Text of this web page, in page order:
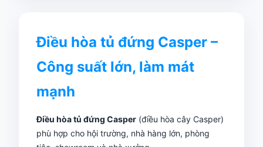
Điều hòa tủ đứng Casper –
Công suất lớn, làm mát
mạnh
Điều hòa tủ đứng Casper (điều hòa cây Casper)
phù hợp cho hội trường, nhà hàng lớn, phòng